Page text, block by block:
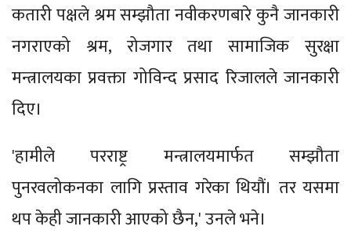
कतारी पक्षले श्रम सम्झौता नवीकरणबारे कुनै जानकारी
नगराएको श्रम, रोजगार तथा सामाजिक सुरक्षा
मन्त्रालयका प्रवक्ता गोविन्द प्रसाद रिजालले जानकारी
दिए।
'हामीले परराष्ट्र मन्त्रालयमार्फत सम्झौता
पुनरवलोकनका लागि प्रस्ताव गरेका थियौं। तर यसमा
थप केही जानकारी आएको छैन,' उनले भने।